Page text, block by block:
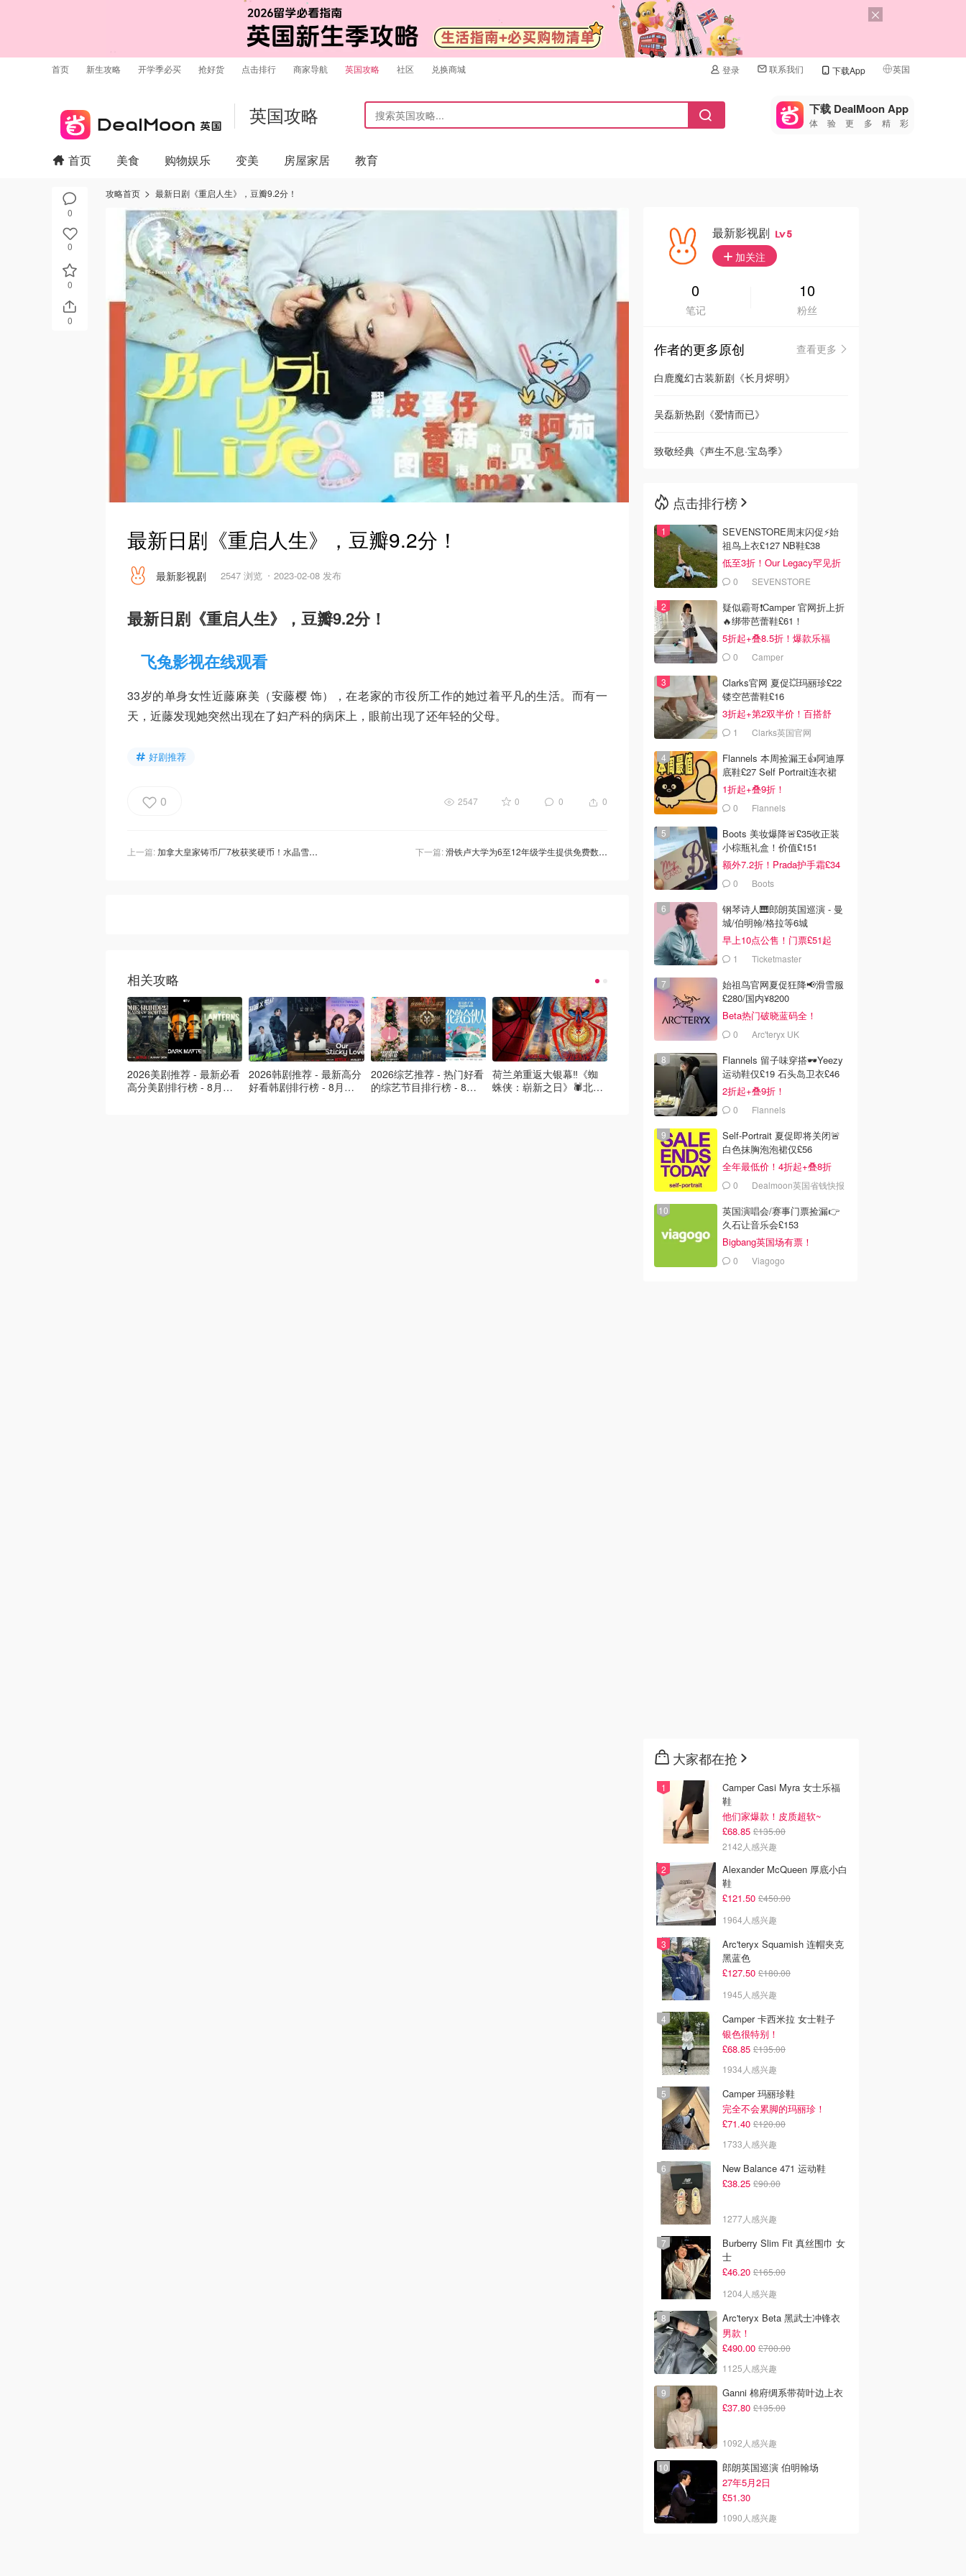
首页 新生攻略 开学季必买 抢好货 点击排行 商家导航 英国攻略 社区 兑换商城 登录 联系我们 下载App 英国
🇺🇸
🇨🇳 中国
🇦🇺
🇳🇿新西兰
英国攻略 下载 DealMoon App
体验更多精彩
0
0
0
0
首页 美食 购物娱乐 变美 房屋家居 教育
攻略首页 最新日剧《重启人生》，豆瓣9.2分！
最新日剧《重启人生》，豆瓣9.2分！
最新影视剧 2547 浏览 2023-02-08 发布
最新日剧《重启人生》，豆瓣9.2分！
飞兔影视在线观看
33岁的单身女性近藤麻美（安藤樱 饰），在老家的市役所工作的她过着平凡的生活。而有一
天，近藤发现她突然出现在了妇产科的病床上，眼前出现了还年轻的父母。
好剧推荐
0 2547 0 0 0
上一篇:加拿大皇家铸币厂7枚获奖硬币！水晶雪花硬币、地球母亲银币，美到让人立马想拥有！ 下一篇:滑铁卢大学为6至12年级学生提供免费数学课，上课时间，注册方式，辅导材料看这里！
相关攻略
2026美剧推荐 - 最新必看
高分美剧排行榜 - 8月最
2026韩剧推荐 - 最新高分
好看韩剧排行榜 - 8月最
2026综艺推荐 - 热门好看
的综艺节目排行榜 - 8月
荷兰弟重返大银幕‼️《蜘
蛛侠：崭新之日》🕷️北美
2026韩国电影推荐 | 最新
好看的韩国电影排行榜，
必看盘点！8月最新！(持
2026美国即将上映电影推
荐 - 万众期待的热门大片
- 8月最新: 《末世行者》
最新影视剧 5
加关注
0
笔记
10
粉丝
作者的更多原创
查看更多
白鹿魔幻古装新剧《长月烬明》
吴磊新热剧《爱情而已》
致敬经典《声生不息·宝岛季》
点击排行榜
SEVENSTORE周末闪促⚡️始
祖鸟上衣£127 NB鞋£38
低至3折！Our Legacy罕见折
0 SEVENSTORE
疑似霸哥❗️Camper 官网折上折
🔥绑带芭蕾鞋£61！
5折起+叠8.5折！爆款乐福
£68！
0 Camper
Clarks官网 夏促💥玛丽珍£22
镂空芭蕾鞋£16
3折起+第2双半价！百搭舒
服！1 Clarks英国官网
Flannels 本周捡漏王👍阿迪厚
底鞋£27 Self Portrait连衣裙
£63
1折起+叠9折！
0 Flannels
Boots 美妆爆降🚨£35收正装
小棕瓶礼盒！价值£151
额外7.2折！Prada护手霜£34
0 Boots
钢琴诗人🎹郎朗英国巡演 - 曼
城/伯明翰/格拉等6城
早上10点公售！门票£51起
1 Ticketmaster
始祖鸟官网夏促狂降📢滑雪服
£280/国内¥8200
Beta热门破晓蓝码全！
0 Arc'teryx UK
Flannels 留子味穿搭🕶️Yeezy
运动鞋仅£19 石头岛卫衣£46
2折起+叠9折！
0 Flannels
Self-Portrait 夏促即将关闭🚨
白色抹胸泡泡裙仅£56
全年最低价！4折起+叠8折
0 Dealmoon英国省钱快报
英国演唱会/赛事门票捡漏👉
久石让音乐会£153
Bigbang英国场有票！
0 Viagogo
大家都在抢
Camper Casi Myra 女士乐福
鞋
他们家爆款！皮质超软~
£68.85 £135.00
2142人感兴趣
Alexander McQueen 厚底小白
鞋
£121.50 £450.00
1964人感兴趣
Arc'teryx Squamish 连帽夹克
黑蓝色
£127.50 £180.00
1945人感兴趣
Camper 卡西米拉 女士鞋子
银色很特别！
£68.85 £135.00
1934人感兴趣
Camper 玛丽珍鞋
完全不会累脚的玛丽珍！
£71.40 £120.00
1733人感兴趣
New Balance 471 运动鞋
£38.25 £90.00
1277人感兴趣
Burberry Slim Fit 真丝围巾 女
士
£46.20 £165.00
1204人感兴趣
Arc'teryx Beta 黑武士冲锋衣
男款！
£490.00 £700.00
1125人感兴趣
Ganni 棉府绸系带荷叶边上衣
£37.80 £135.00
1092人感兴趣
郎朗英国巡演 伯明翰场
27年5月2日
£51.30
1090人感兴趣